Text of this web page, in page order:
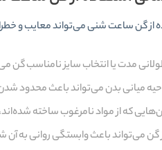
از گن ساعت شنی می‌تواند معایب و
مدت یا انتخاب سایز نامناسبگن
میانی بدن می‌تواند باعث محدود
که از مواد نامرغوب ساخته
گن می‌تواند باعث وابستگی روانی به